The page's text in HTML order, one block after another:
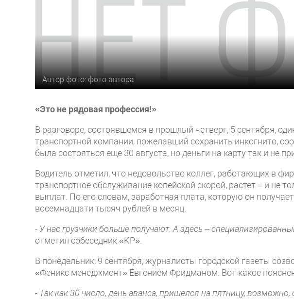
Автор фото: фото автора
«Это не рядовая профессия!»
В разговоре, состоявшемся в прошлый четверг, 5 сентября,
транспортной компании, пожелавший сохранить инкогнито,
была состояться еще 30 августа, но деньги на карту так и не
Водитель отметил, что недовольство коллег, работающих в
транспортное обслуживание копейской скорой, растет – и не
выплат. По его словам, заработная плата, которую он
восемнадцати тысяч рублей в месяц.
- У нас грузчики больше получают. А здесь –
отметил собеседник «КР».
В понедельник, 9 сентября, журналисты городской газеты
«Феникс менеджмент» Евгением Фридманом. Вот какое
- Так как 30 число, день аванса, пришелся на пятницу,